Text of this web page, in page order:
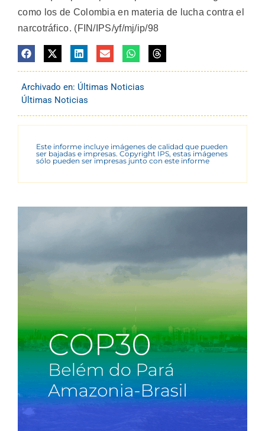
como los de Colombia en materia de lucha contra el
narcotráfico. (FIN/IPS/yf/mj/ip/98
Archivado en: Últimas Noticias
Últimas Noticias
Este informe incluye imágenes de calidad que pueden
ser bajadas e impresas. Copyright IPS, estas imágenes
sólo pueden ser impresas junto con este informe